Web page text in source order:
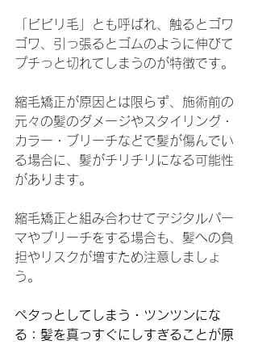
「ビビリ毛」とも呼ばれ、触るとゴワ
ゴワ、引っ張るとゴムのように伸びて
プチっと切れてしまうのが特徴です。
縮毛矯正が原因とは限らず、施術前の
元々の髪のダメージやスタイリング・
カラー・ブリーチなどで髪が傷んでい
る場合に、髪がチリチリになる可能性
があります。
縮毛矯正と組み合わせてデジタルパー
マやブリーチをする場合も、髪への負
担やリスクが増すため注意しましょ
う。
ペタっとしてしまう・ツンツンにな
る：髪を真っすぐにしすぎることが原